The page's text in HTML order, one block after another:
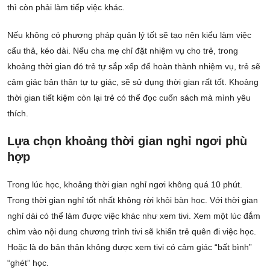
thì còn phải làm tiếp việc khác.
Nếu không có phương pháp quản lý tốt sẽ tạo nên kiểu làm việc
cẩu thả, kéo dài. Nếu cha mẹ chỉ đặt nhiệm vụ cho trẻ, trong
khoảng thời gian đó trẻ tự sắp xếp để hoàn thành nhiệm vụ, trẻ sẽ
cảm giác bản thân tự tự giác, sẽ sử dụng thời gian rất tốt. Khoảng
thời gian tiết kiệm còn lại trẻ có thể đọc cuốn sách mà mình yêu
thích.
Lựa chọn khoảng thời gian nghỉ ngơi phù
hợp
Trong lúc học, khoảng thời gian nghỉ ngơi không quá 10 phút.
Trong thời gian nghỉ tốt nhất không rời khỏi bàn học. Với thời gian
nghỉ dài có thể làm được việc khác như xem tivi. Xem một lúc đắm
chìm vào nội dung chương trình tivi sẽ khiến trẻ quên đi việc học.
Hoặc là do bản thân không được xem tivi có cảm giác “bất bình”
“ghét” học.